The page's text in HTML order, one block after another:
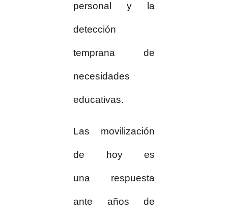
personal y la
detección
temprana de
necesidades
educativas.
Las movilización
de hoy es
una respuesta
ante años de